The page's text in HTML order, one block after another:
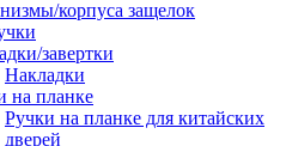
корпуса защелок
завертки
Накладки
на планке
Ручки на планке для китайских
дверей